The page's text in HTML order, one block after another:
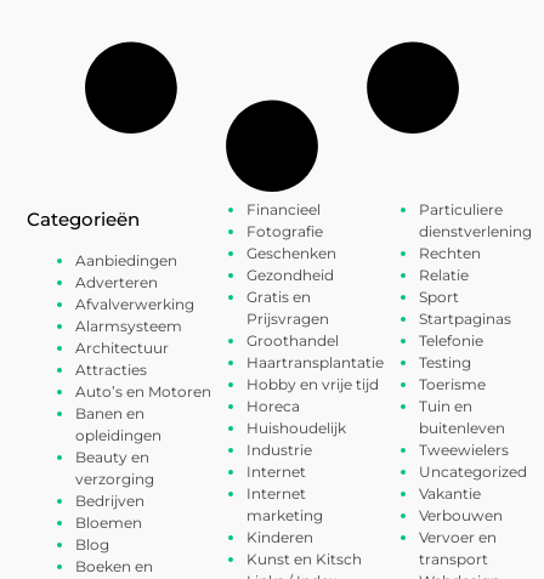
Categorieën
Aanbiedingen
Adverteren
Afvalverwerking
Alarmsysteem
Architectuur
Attracties
Auto’s en Motoren
Banen en
opleidingen
Beauty en
verzorging
Bedrijven
Bloemen
Blog
Boeken en
Financieel
Fotografie
Geschenken
Gezondheid
Gratis en
Prijsvragen
Groothandel
Haartransplantatie
Hobby en vrije tijd
Horeca
Huishoudelijk
Industrie
Internet
Internet
marketing
Kinderen
Kunst en Kitsch
Particuliere
dienstverlening
Rechten
Relatie
Sport
Startpaginas
Telefonie
Testing
Toerisme
Tuin en
buitenleven
Tweewielers
Uncategorized
Vakantie
Verbouwen
Vervoer en
transport